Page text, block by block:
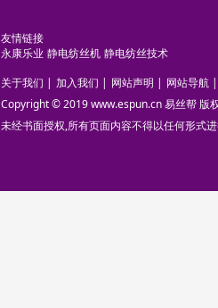
友情链接
永康乐业 静电纺丝机 静电纺丝技术
关于我们 | 加入我们 | 网站声明 | 网站导航 |
Copyright © 2019 www.espun.cn 易丝帮 版
未经书面授权,所有页面内容不得以任何形式